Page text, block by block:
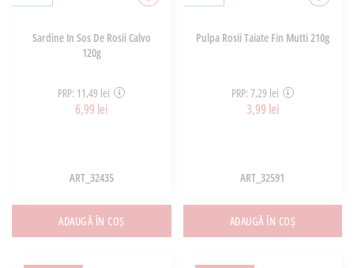
Sardine In Sos De Rosii Calvo
120g
PRP: 11,49 lei
6,99 lei
ART_32435
ADAUGĂ ÎN COȘ
Pulpa Rosii Taiate Fin Mutti 210g
PRP: 7,29 lei
3,99 lei
ART_32591
ADAUGĂ ÎN COȘ